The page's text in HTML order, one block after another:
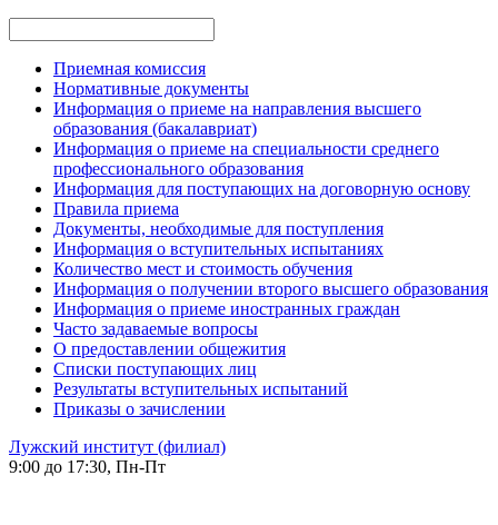
Приемная комиссия
Нормативные документы
Информация о приеме на направления высшего
образования (бакалавриат)
Информация о приеме на специальности среднего
профессионального образования
Информация для поступающих на договорную основу
Правила приема
Документы, необходимые для поступления
Информация о вступительных испытаниях
Количество мест и стоимость обучения
Информация о получении второго высшего образования
Информация о приеме иностранных граждан
Часто задаваемые вопросы
О предоставлении общежития
Списки поступающих лиц
Результаты вступительных испытаний
Приказы о зачислении
Лужский институт (филиал)
9:00 до 17:30, Пн-Пт